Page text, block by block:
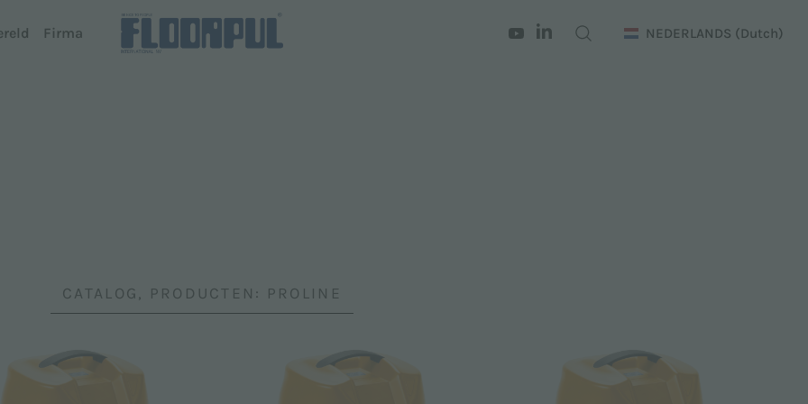
modellen
Firma NEDERLANDS (Dutch)
CATALOG, PRODUCTEN: PROLINE